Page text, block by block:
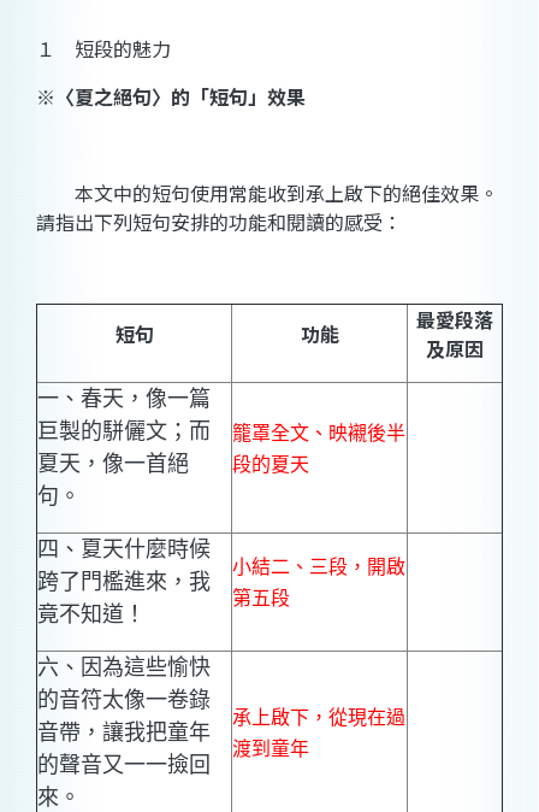
１ 短段的魅力
※〈夏之絕句〉的「短句」效果
本文中的短句使用常能收到承上啟下的絕佳效果。
請指出下列短句安排的功能和閱讀的感受：
短句 功能
最愛段落
及原因
一、春天，像一篇
巨製的駢儷文；而
夏天，像一首絕
句。
籠罩全文、映襯後半
段的夏天
四、夏天什麼時候
跨了門檻進來，我
竟不知道！
小結二、三段，開啟
第五段
六、因為這些愉快
的音符太像一卷錄
音帶，讓我把童年
的聲音又一一撿回
來。
承上啟下，從現在過
渡到童年